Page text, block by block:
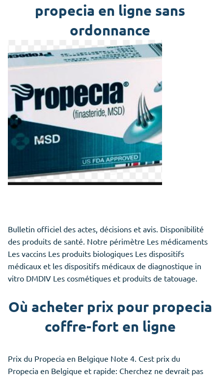
propecia en ligne sans
ordonnance
Bulletin officiel des actes, décisions et avis. Disponibilité
des produits de santé. Notre périmètre Les médicaments
Les vaccins Les produits biologiques Les dispositifs
médicaux et les dispositifs médicaux de diagnostique in
vitro DMDIV Les cosmétiques et produits de tatouage.
Où acheter prix pour propecia
coffre-fort en ligne
Prix du Propecia en Belgique Note 4. Cest prix du
Propecia en Belgique et rapide: Cherchez ne devrait pas